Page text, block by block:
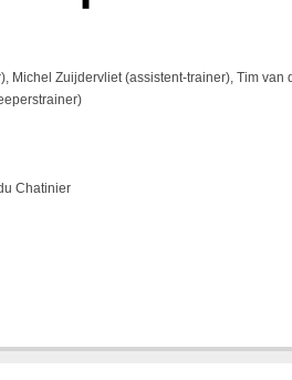
Michel Zuijdervliet (assistent-trainer), Tim van
Chatinier